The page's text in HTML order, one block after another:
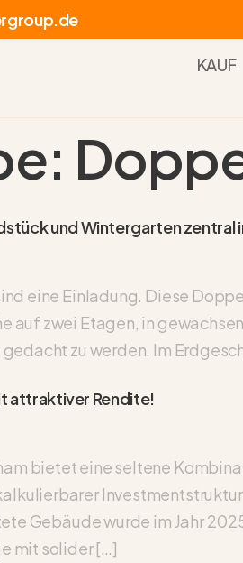
KAUF
und Wintergarten zentral
eine Einladung. Diese
auf zwei Etagen, in
zu werden. Im
attraktiver Rendite!
bietet eine seltene
Gebäude wurde im Jahr
mit solider […]